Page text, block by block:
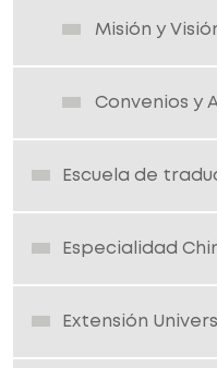
Misión y
Convenios y
Escuela de
Especialidad
Extensión